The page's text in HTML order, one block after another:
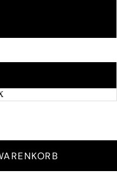
Steiger (1736–1813)
war.